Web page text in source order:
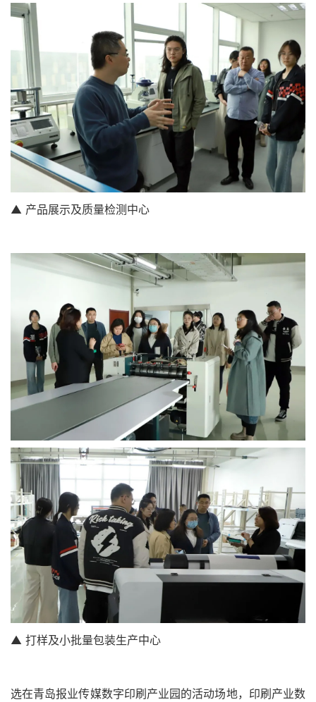
▲ 产品展示及质量检测中心
▲ 打样及小批量包装生产中心
选在青岛报业传媒数字印刷产业园的活动场地，印刷产业数